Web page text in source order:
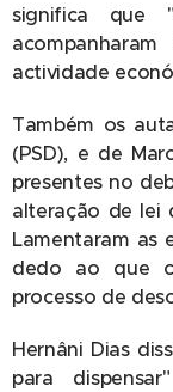
significa que
actividade
Também os
(PSD), e de
presentes no
alteração de lei
Lamentaram as
dedo ao que
processo de
Hernâni Dias
para